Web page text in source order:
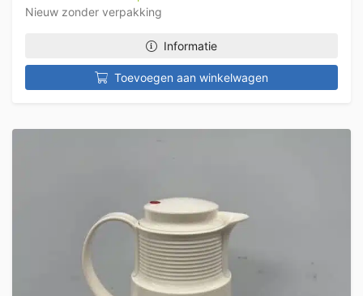
Nieuw zonder verpakking
Informatie
Toevoegen aan winkelwagen